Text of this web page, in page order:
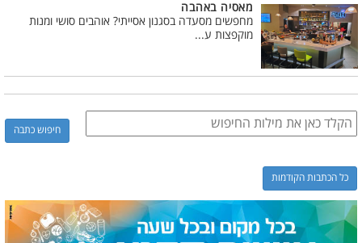
מאסיה באהבה
מחפשים מסעדה בסגנון אסייתי? אוהבים סושי ומנות
מוקפצות ע...
כל הכתבות הקודמות